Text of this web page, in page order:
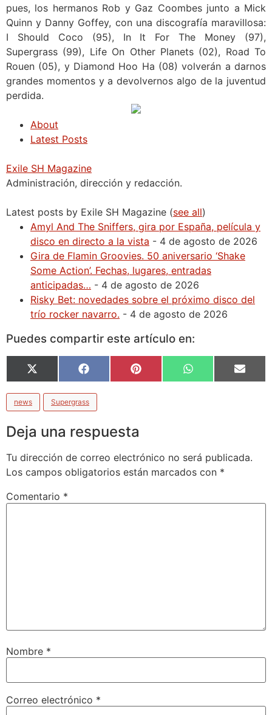
pues, los hermanos Rob y Gaz Coombes junto a Mick
Quinn y Danny Goffey, con una discografía maravillosa:
I Should Coco (95), In It For The Money (97),
Supergrass (99), Life On Other Planets (02), Road To
Rouen (05), y Diamond Hoo Ha (08) volverán a darnos
grandes momentos y a devolvernos algo de la juventud
perdida.
About
Latest Posts
Exile SH Magazine
Administración, dirección y redacción.
Latest posts by Exile SH Magazine (see all)
Amyl And The Sniffers, gira por España, película y
disco en directo a la vista - 4 de agosto de 2026
Gira de Flamin Groovies. 50 aniversario ‘Shake
Some Action’. Fechas, lugares, entradas
anticipadas… - 4 de agosto de 2026
Risky Bet: novedades sobre el próximo disco del
trío rocker navarro. - 4 de agosto de 2026
Puedes compartir este artículo en:
X
(Twitter)
Facebook Pinterest WhatsApp Email
news Supergrass
Deja una respuesta
Tu dirección de correo electrónico no será publicada.
Los campos obligatorios están marcados con *
Comentario *
Nombre *
Correo electrónico *